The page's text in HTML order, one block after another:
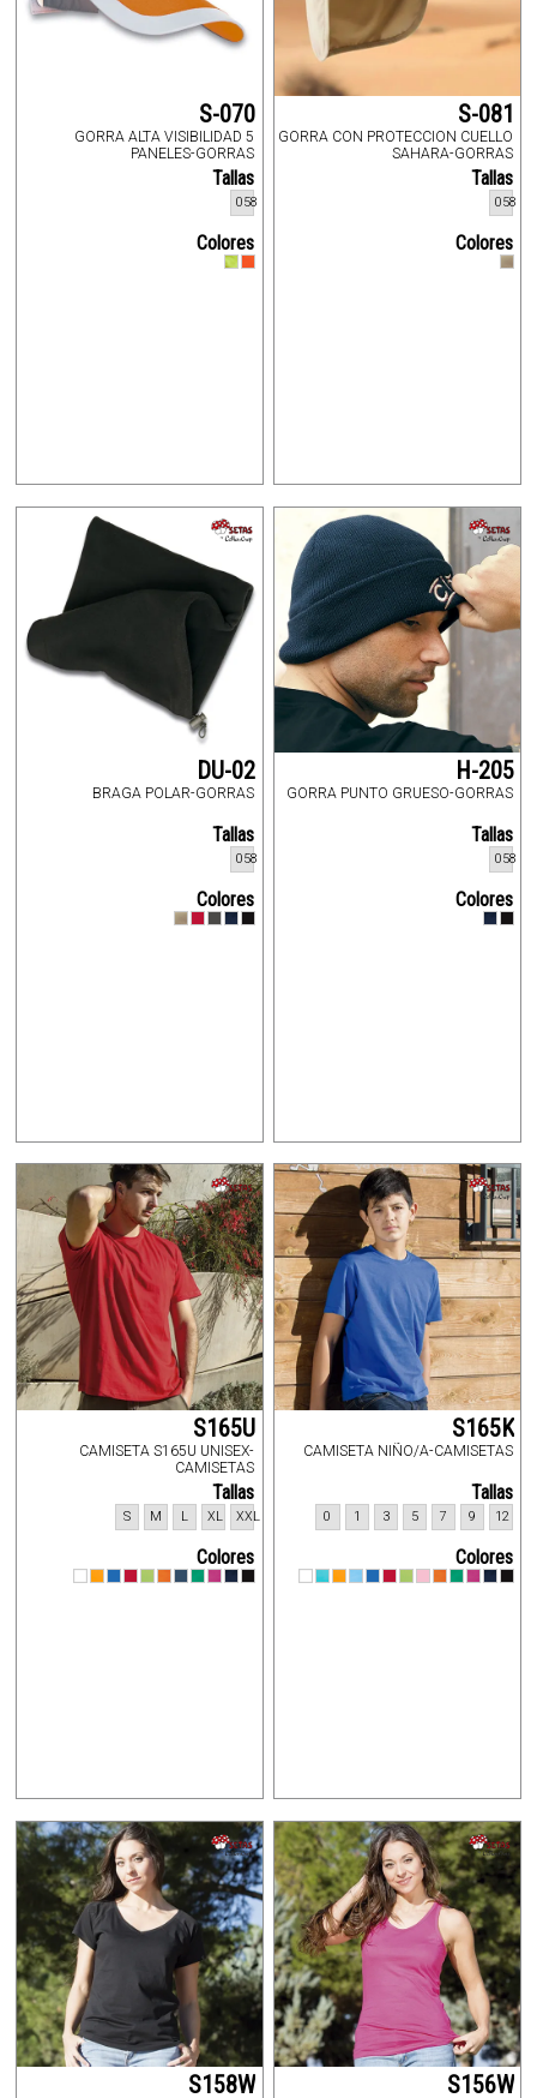
S-070
GORRA ALTA VISIBILIDAD 5
PANELES-GORRAS
Tallas
058
Colores
S-081
GORRA CON PROTECCION CUELLO
SAHARA-GORRAS
Tallas
058
Colores
DU-02
BRAGA POLAR-GORRAS
Tallas
058
Colores
H-205
GORRA PUNTO GRUESO-GORRAS
Tallas
058
Colores
S165U
CAMISETA S165U UNISEX-
CAMISETAS
Tallas
XXL
XL
L
M
S
Colores
S165K
CAMISETA NIÑO/A-CAMISETAS
Tallas
12
9
7
5
3
1
0
Colores
S158W S156W